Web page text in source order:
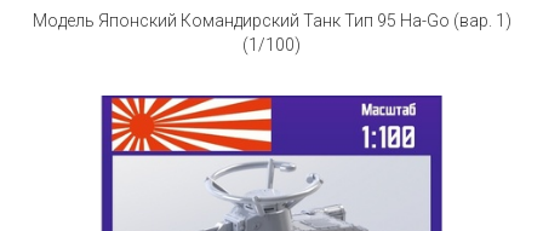
Модель Японский Командирский Танк Тип 95 Ha-Go (вар. 1)
(1/100)